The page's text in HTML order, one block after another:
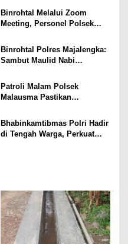
Binrohtal Melalui Zoom
Meeting, Personel Polsek
dan Integritas dalam
Pelaksanaan Tugas
Binrohtal Polres Majalengka:
Sambut Maulid Nabi
Tingkatkan Keimanan dan
Profesionalisme
Patroli Malam Polsek
Malausma Pastikan
Masyarakat Tetap Terjaga
Bhabinkamtibmas Polri Hadir
di Tengah Warga, Perkuat